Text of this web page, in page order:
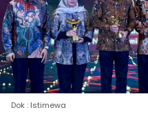
Dok : Istimewa